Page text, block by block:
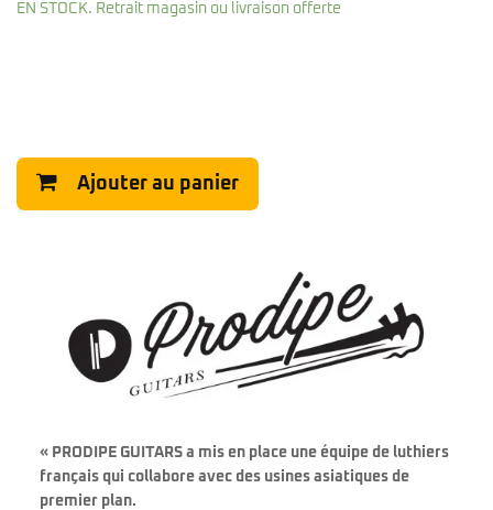
EN STOCK. Retrait magasin ou livraison offerte
Ajouter au panier
« PRODIPE GUITARS a mis en place une équipe de luthiers
français qui collabore avec des usines asiatiques de
premier plan.